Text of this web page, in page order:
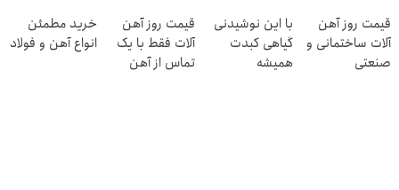
کنی! 👈🏻
پرسش‌نامه
قیمت روز آهن
آلات ساختمانی و
صنعتی
با این نوشیدنی
گیاهی کبدت
همیشه
قیمت روز آهن
آلات فقط با یک
تماس از آهن
خرید مطمئن
انواع آهن و فولاد